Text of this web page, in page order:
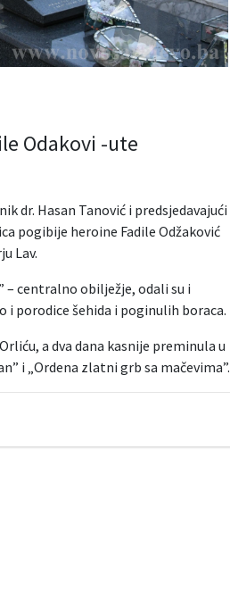
Odakovi -ute
dr. Hasan Tanović i predsjedavajući
pogibije heroine Fadile Odžaković
Lav.
– centralno obilježje, odali su i
i porodice šehida i poginulih boraca.
a dva dana kasnije preminula u
i „Ordena zlatni grb sa mačevima”.